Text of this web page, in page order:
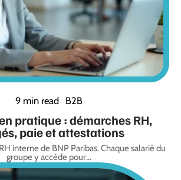
9 min read B2B
pratique : démarches RH,
paie et attestations
interne de BNP Paribas. Chaque salarié du
groupe y accède pour…